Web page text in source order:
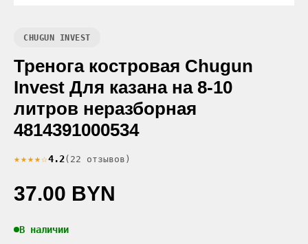
CHUGUN INVEST
Тренога костровая Chugun
Invest Для казана на 8-10
литров неразборная
4814391000534
★★★★☆4.2(22 отзывов)
37.00 BYN
В наличии